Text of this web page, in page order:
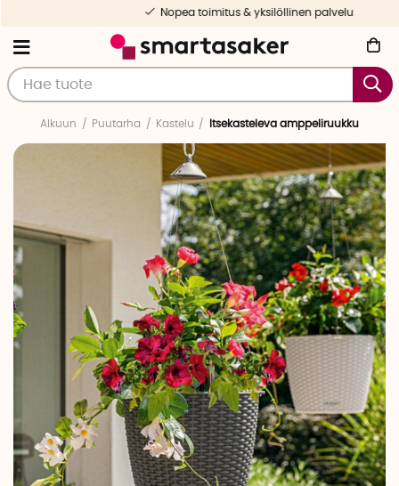
Nopea toimitus & yksilöllinen palvelu
Alkuun Puutarha Kastelu Itsekasteleva amppeliruukku